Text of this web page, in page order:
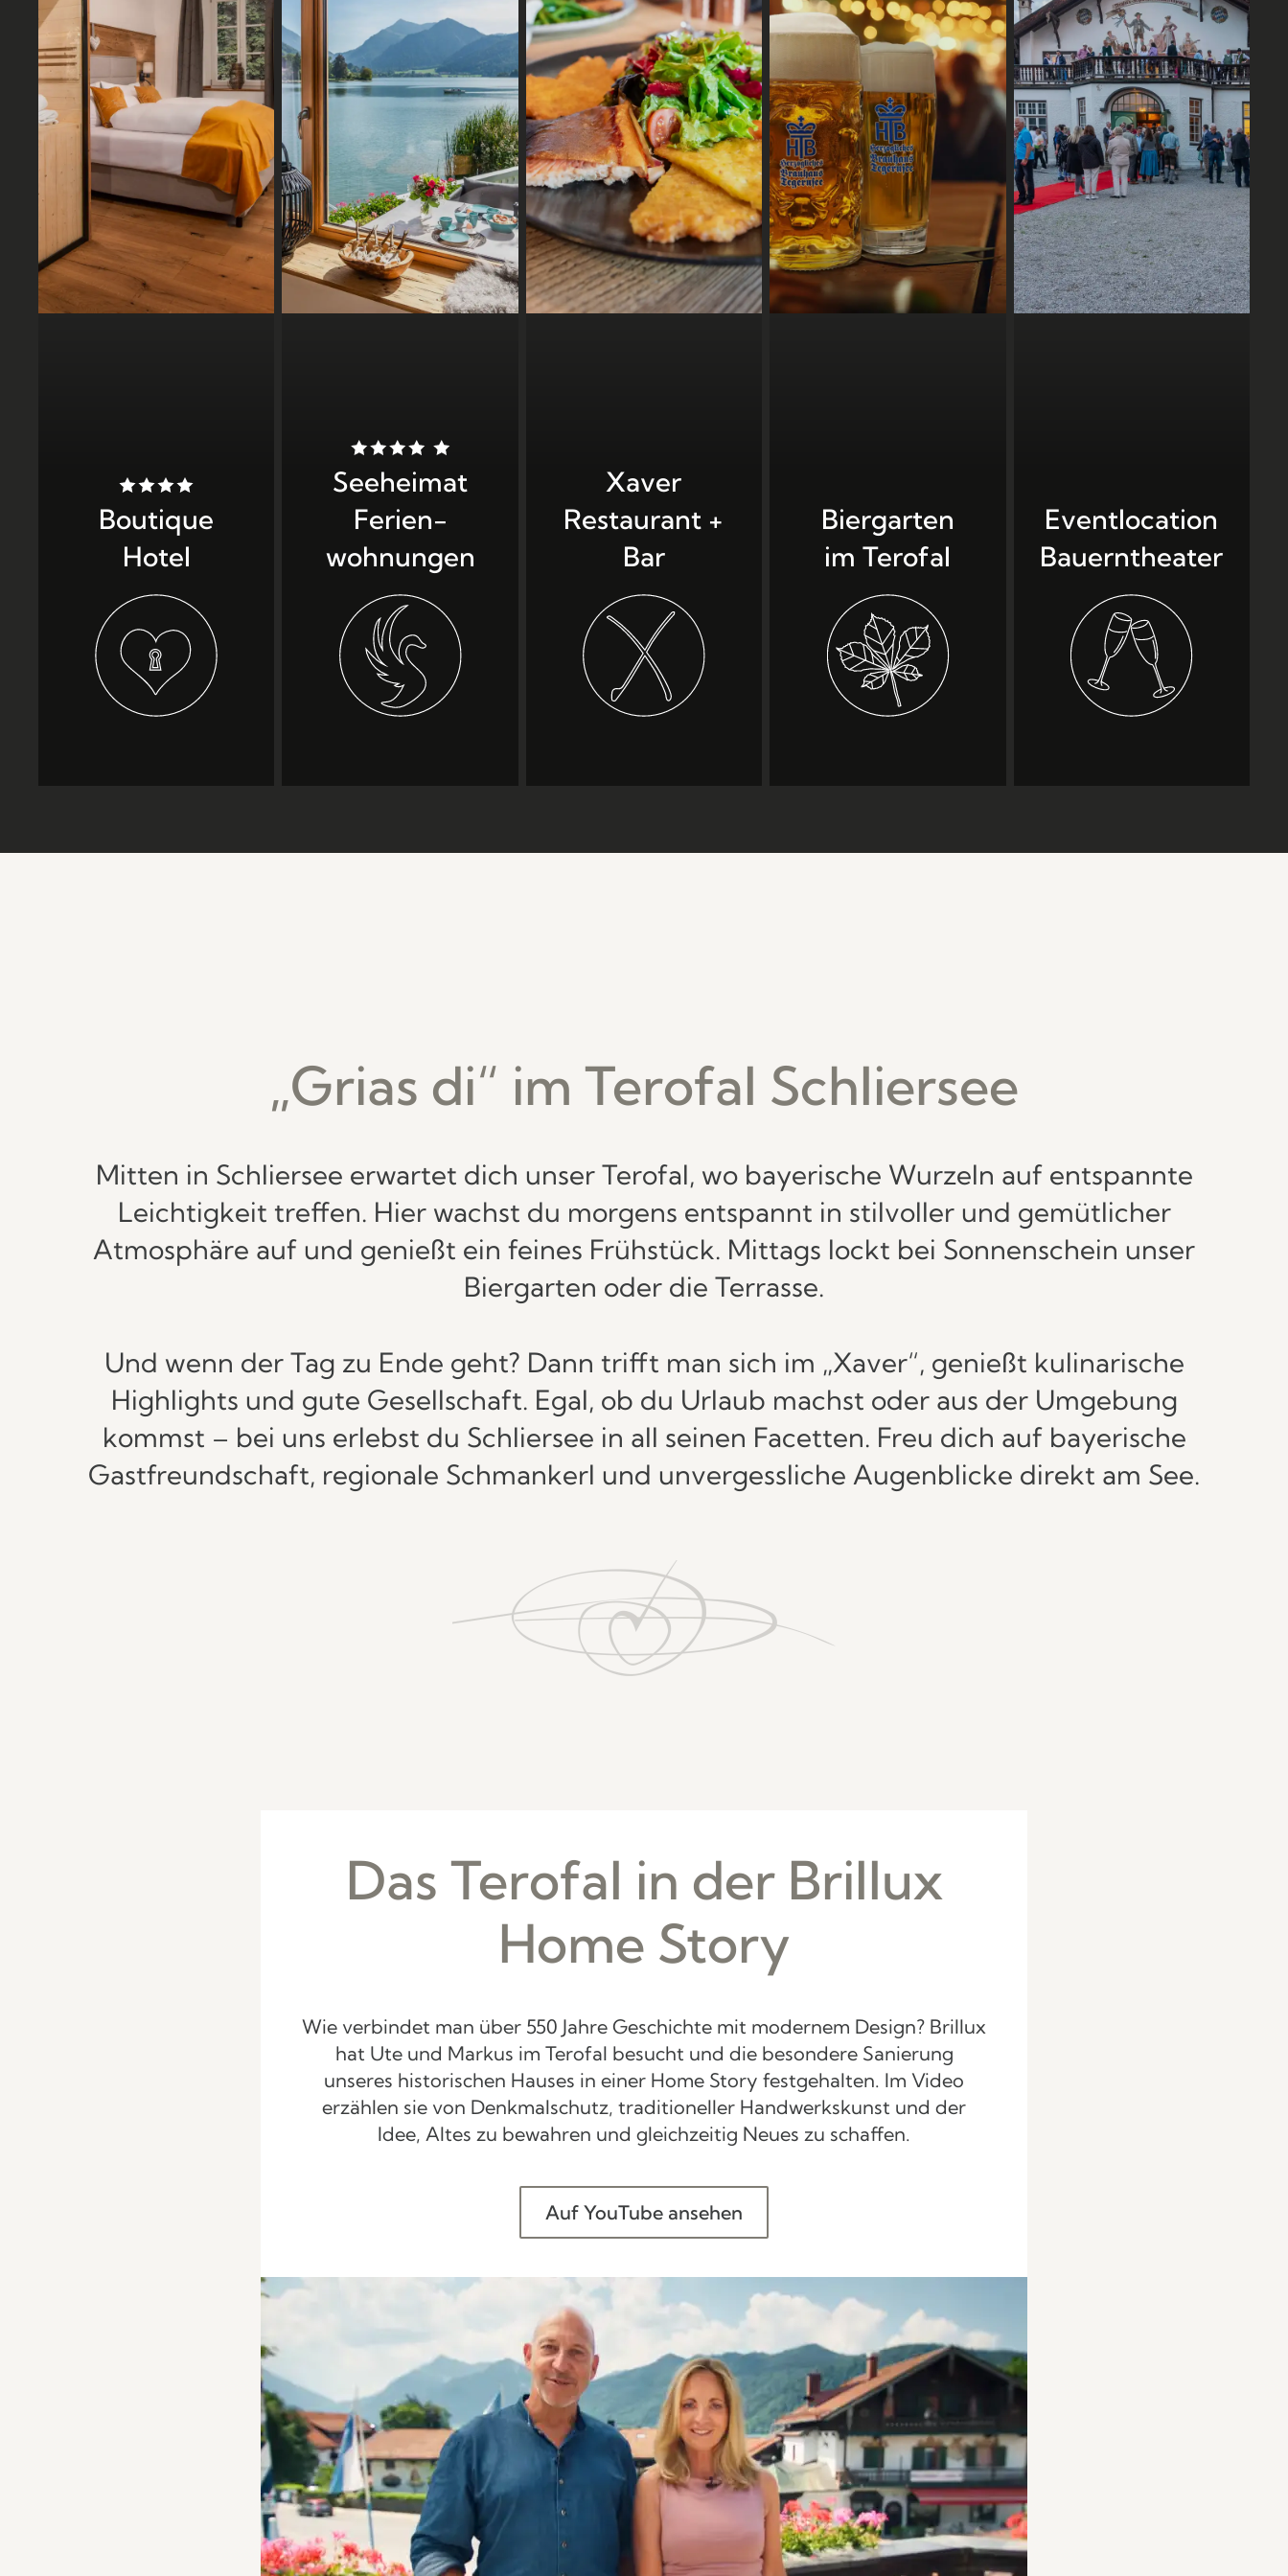
Boutique
Hotel
Seeheimat
Ferien­
wohnungen
Xaver
Restaurant +
Bar
Biergarten
im Terofal
Eventlocation
Bauern­theater
„Grias di“ im Terofal Schliersee
Mitten in Schliersee erwartet dich unser Terofal, wo bayerische Wurzeln auf entspannte
Leichtigkeit treffen. Hier wachst du morgens entspannt in stilvoller und gemütlicher
Atmosphäre auf und genießt ein feines Frühstück. Mittags lockt bei Sonnenschein unser
Biergarten oder die Terrasse.
Und wenn der Tag zu Ende geht? Dann trifft man sich im „Xaver“, genießt kulinarische
Highlights und gute Gesellschaft. Egal, ob du Urlaub machst oder aus der Umgebung
kommst – bei uns erlebst du Schliersee in all seinen Facetten. Freu dich auf bayerische
Gastfreundschaft, regionale Schmankerl und unvergessliche Augenblicke direkt am See.
Das Terofal in der Brillux
Home Story
Wie verbindet man über 550 Jahre Geschichte mit modernem Design? Brillux
hat Ute und Markus im Terofal besucht und die besondere Sanierung
unseres historischen Hauses in einer Home Story festgehalten. Im Video
erzählen sie von Denkmalschutz, traditioneller Handwerkskunst und der
Idee, Altes zu bewahren und gleichzeitig Neues zu schaffen.
Auf YouTube ansehen